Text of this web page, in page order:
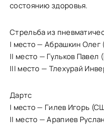
состоянию здоровья.
Стрельба из
I место — Абрашкин Олег
II место — Гульков Павел
III место — Тлехурай
Дартс
I место — Гилев Игорь
II место — Арапиев